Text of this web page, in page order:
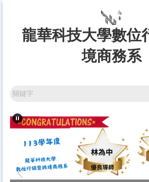
龍華科技大學數位
境商務系